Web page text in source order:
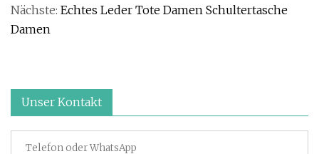
Nächste: Echtes Leder Tote Damen Schultertasche
Damen
Unser Kontakt